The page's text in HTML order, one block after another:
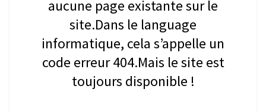
aucune page existante sur le
site.Dans le language
informatique, cela s’appelle un
code erreur 404.Mais le site est
toujours disponible !